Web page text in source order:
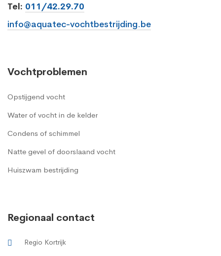
Tel: 011/42.29.70
info@aquatec-vochtbestrijding.be
Vochtproblemen
Opstijgend vocht
Water of vocht in de kelder
Condens of schimmel
Natte gevel of doorslaand vocht
Huiszwam bestrijding
Regionaal contact
Regio Kortrijk